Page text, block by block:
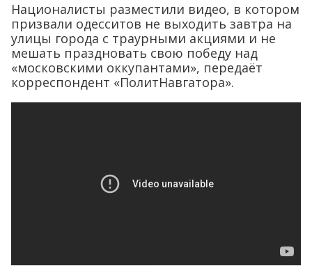
Националисты разместили видео, в котором
призвали одесситов не выходить завтра на
улицы города с траурными акциями и не
мешать праздновать свою победу над
«московскими оккупантами», передаёт
корреспондент «ПолитНавгатора».